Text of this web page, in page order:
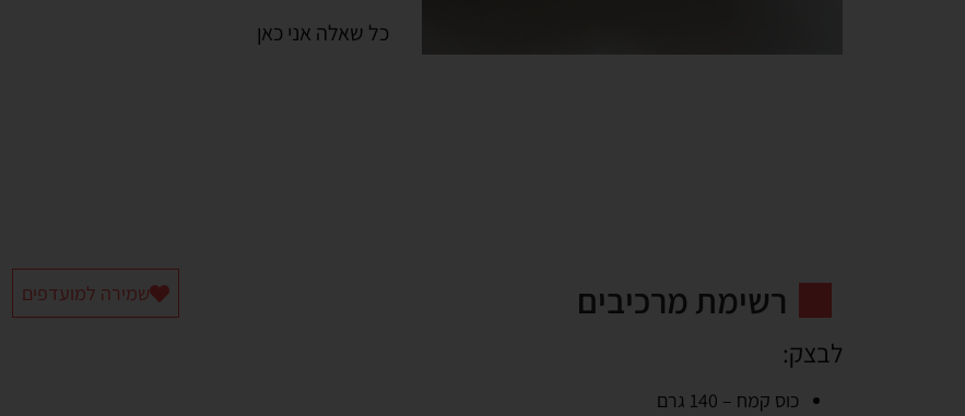
כל שאלה אני כאן
רשימת מרכיבים שמירה למועדפים
לבצק:
כוס קמח – 140 גרם